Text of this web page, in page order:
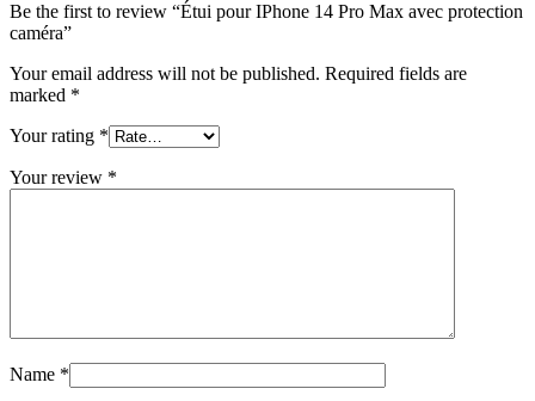
Be the first to review “Étui pour IPhone 14 Pro Max avec protection
caméra”
Your email address will not be published. Required fields are
marked *
Your rating *
Your review *
Name *